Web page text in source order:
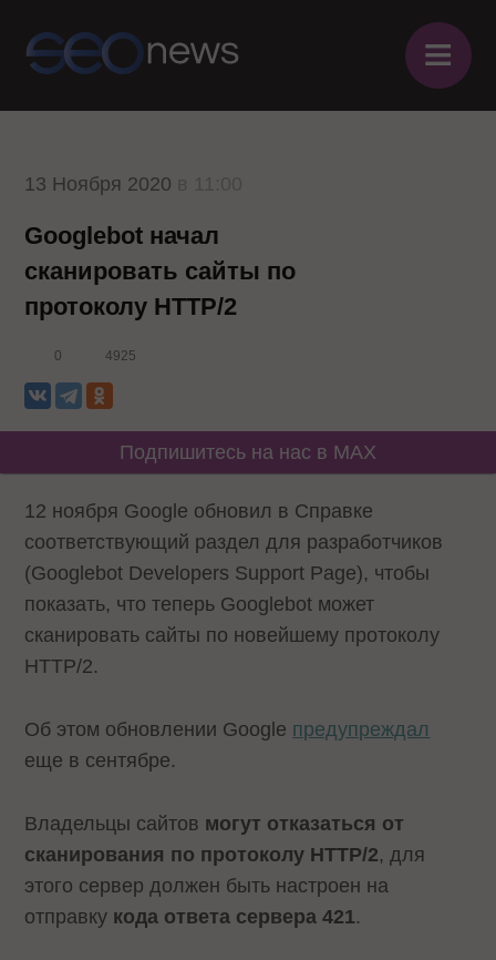
≡
13 Ноября 2020
Googlebot начал
сканировать сайты по
протоколу HTTP/2
0 4925
Подпишитесь на нас в MAX
12 ноября Google обновил в Справке
соответствующий раздел для разработчиков
(Googlebot Developers Support Page), чтобы
показать, что теперь Googlebot может
сканировать сайты по новейшему протоколу
HTTP/2.
Об этом обновлении Google предупреждал
еще в сентябре.
Владельцы сайтов могут отказаться от
сканирования по протоколу HTTP/2, для
этого сервер должен быть настроен на
отправку кода ответа сервера 421.